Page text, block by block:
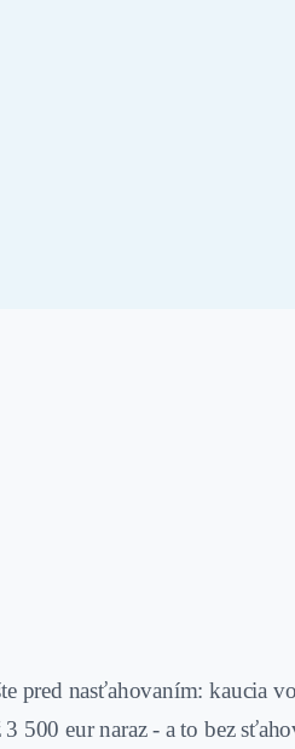
pred nasťahovaním: kaucia
500 eur naraz - a to bez